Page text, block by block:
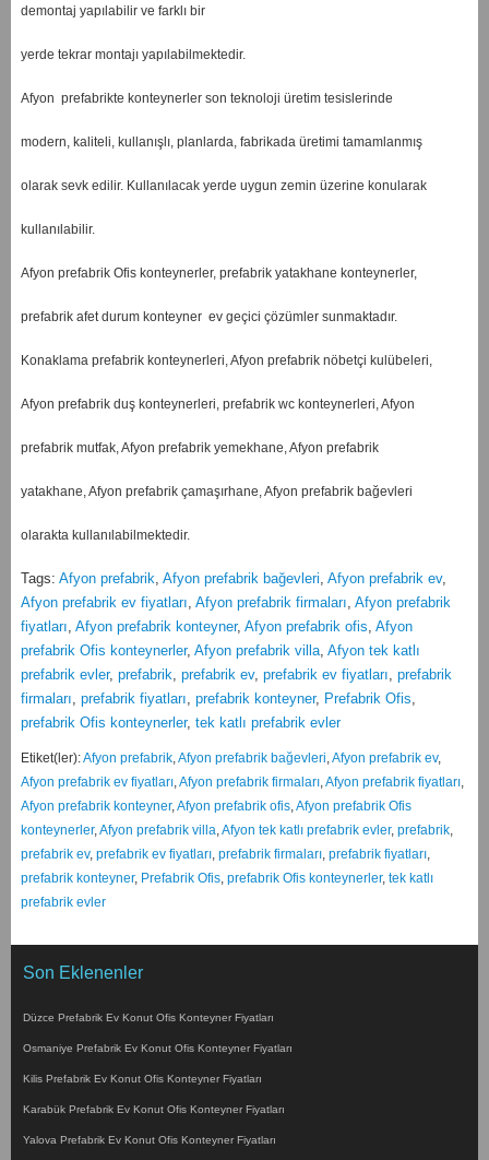
demontaj yapılabilir ve farklı bir
yerde tekrar montajı yapılabilmektedir.
Afyon prefabrikte konteynerler son teknoloji üretim tesislerinde
modern, kaliteli, kullanışlı, planlarda, fabrikada üretimi tamamlanmış
olarak sevk edilir. Kullanılacak yerde uygun zemin üzerine konularak
kullanılabilir.
Afyon prefabrik Ofis konteynerler, prefabrik yatakhane konteynerler,
prefabrik afet durum konteyner ev geçici çözümler sunmaktadır.
Konaklama prefabrik konteynerleri, Afyon prefabrik nöbetçi kulübeleri,
Afyon prefabrik duş konteynerleri, prefabrik wc konteynerleri, Afyon
prefabrik mutfak, Afyon prefabrik yemekhane, Afyon prefabrik
yatakhane, Afyon prefabrik çamaşırhane, Afyon prefabrik bağevleri
olarakta kullanılabilmektedir.
Tags: Afyon prefabrik, Afyon prefabrik bağevleri, Afyon prefabrik ev,
Afyon prefabrik ev fiyatları, Afyon prefabrik firmaları, Afyon prefabrik
fiyatları, Afyon prefabrik konteyner, Afyon prefabrik ofis, Afyon
prefabrik Ofis konteynerler, Afyon prefabrik villa, Afyon tek katlı
prefabrik evler, prefabrik, prefabrik ev, prefabrik ev fiyatları, prefabrik
firmaları, prefabrik fiyatları, prefabrik konteyner, Prefabrik Ofis,
prefabrik Ofis konteynerler, tek katlı prefabrik evler
Etiket(ler):Afyon prefabrik,Afyon prefabrik bağevleri,Afyon prefabrik ev,
Afyon prefabrik ev fiyatları,Afyon prefabrik firmaları,Afyon prefabrik fiyatları,
Afyon prefabrik konteyner,Afyon prefabrik ofis,Afyon prefabrik Ofis
konteynerler,Afyon prefabrik villa,Afyon tek katlı prefabrik evler, prefabrik,
prefabrik ev, prefabrik ev fiyatları, prefabrik firmaları, prefabrik fiyatları,
prefabrik konteyner, Prefabrik Ofis, prefabrik Ofis konteynerler, tek katlı
prefabrik evler
Son Eklenenler
Düzce Prefabrik Ev Konut Ofis Konteyner Fiyatları
Osmaniye Prefabrik Ev Konut Ofis Konteyner Fiyatları
Kilis Prefabrik Ev Konut Ofis Konteyner Fiyatları
Karabük Prefabrik Ev Konut Ofis Konteyner Fiyatları
Yalova Prefabrik Ev Konut Ofis Konteyner Fiyatları